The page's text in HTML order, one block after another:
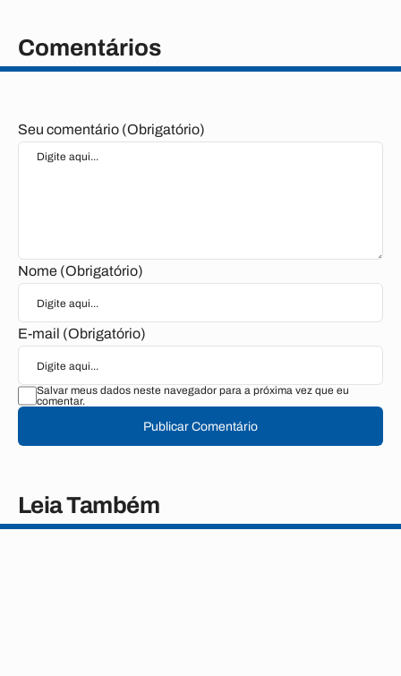
Comentários
Seu comentário (Obrigatório)
Nome (Obrigatório)
E-mail (Obrigatório)
Salvar meus dados neste navegador para a próxima vez que eu
comentar.
Publicar Comentário
Leia Também